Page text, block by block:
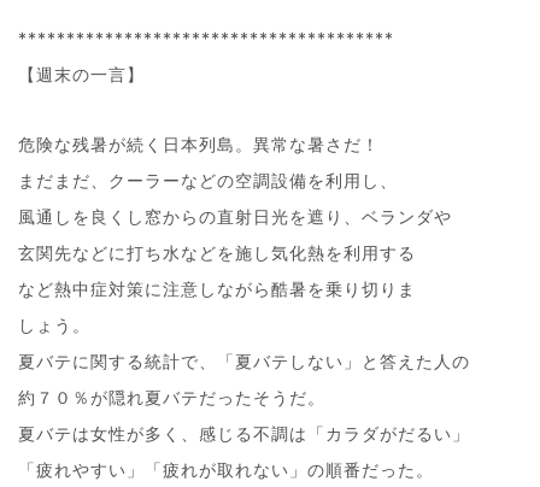
***************************************
【週末の一言】
危険な残暑が続く日本列島。異常な暑さだ！
まだまだ、クーラーなどの空調設備を利用し、
風通しを良くし窓からの直射日光を遮り、ベランダや
玄関先などに打ち水などを施し気化熱を利用する
など熱中症対策に注意しながら酷暑を乗り切りま
しょう。
夏バテに関する統計で、「夏バテしない」と答えた人の
約７０％が隠れ夏バテだったそうだ。
夏バテは女性が多く、感じる不調は「カラダがだるい」
「疲れやすい」「疲れが取れない」の順番だった。